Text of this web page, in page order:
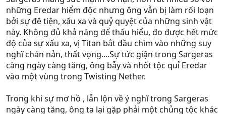
những Eredar hiểm độc nhưng ông vẫn bị làm rối loạn
bởi sự đê tiện, xấu xa và quỷ quyệt của những sinh vật
này. Không đủ khả năng để thấu hiểu, đo được hết mức
độ của sự xấu xa, vị Titan bắt đầu chìm vào những suy
nghĩ chán nản, thất vọng....Sự tức giận trong Sargeras
càng ngày càng tăng, ông bẫy và nhốt tộc quỉ Eredar
vào một vùng trong Twisting Nether.
Trong khi sự mơ hồ , lẫn lộn về ý nghĩ trong Sargeras
ngày càng tăng, ông ta lại gặp phải một chủng tộc khác